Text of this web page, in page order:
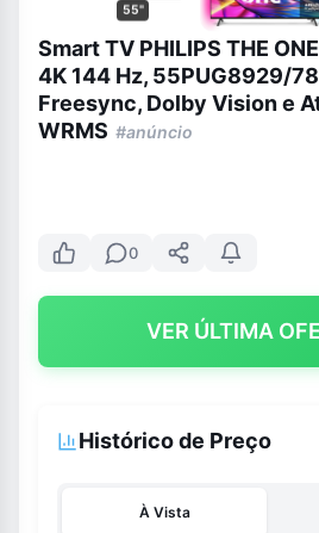
55"
Smart TV PHILIPS THE
4K 144 Hz, 55PUG8929/
Freesync, Dolby Vision e
WRMS #anúncio
0
VER ÚLTIMA
Histórico de Preço
À Vista